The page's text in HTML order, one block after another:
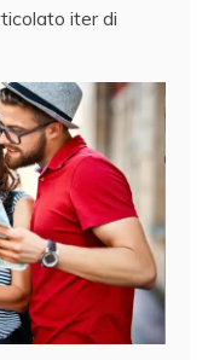
iter di